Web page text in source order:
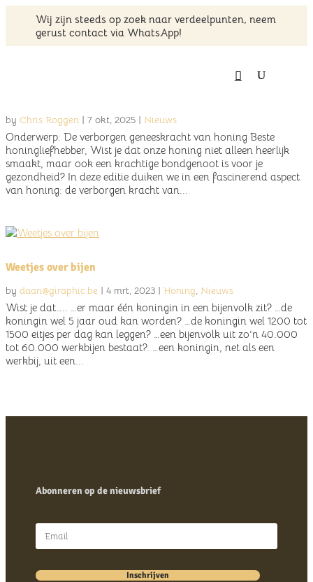
Wij zijn steeds op zoek naar verdeelpunten, neem
gerust contact via WhatsApp!
by Chris Roggen | 7 okt, 2025 | Nieuws
Onderwerp: De verborgen geneeskracht van honing Beste
honingliefhebber, Wist je dat onze honing niet alleen heerlijk
smaakt, maar ook een krachtige bondgenoot is voor je
gezondheid? In deze editie duiken we in een fascinerend aspect
van honing: de verborgen kracht van...
Weetjes over bijen
by daan@giraphic.be | 4 mrt, 2023 | Honing, Nieuws
Wist je dat….. …er maar één koningin in een bijenvolk zit? …de
koningin wel 5 jaar oud kan worden? …de koningin wel 1200 tot
1500 eitjes per dag kan leggen? …een bijenvolk uit zo’n 40.000
tot 60.000 werkbijen bestaat?. …een koningin, net als een
werkbij, uit een...
Abonneren op de nieuwsbrief
Inschrijven